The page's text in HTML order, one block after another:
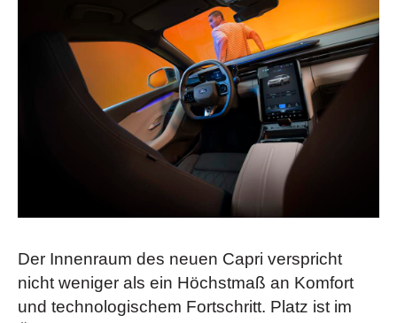
Der Innenraum des neuen Capri verspricht
nicht weniger als ein Höchstmaß an Komfort
und technologischem Fortschritt. Platz ist im